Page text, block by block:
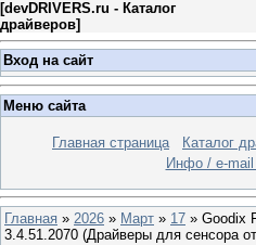
[devDRIVERS.ru - Каталог
драйверов]
Вход на сайт
Меню сайта
Главная страница Каталог
Инфо / e-mail
Главная » 2026 » Март » 17 » Goodix
3.4.51.2070 (Драйверы для сенсора